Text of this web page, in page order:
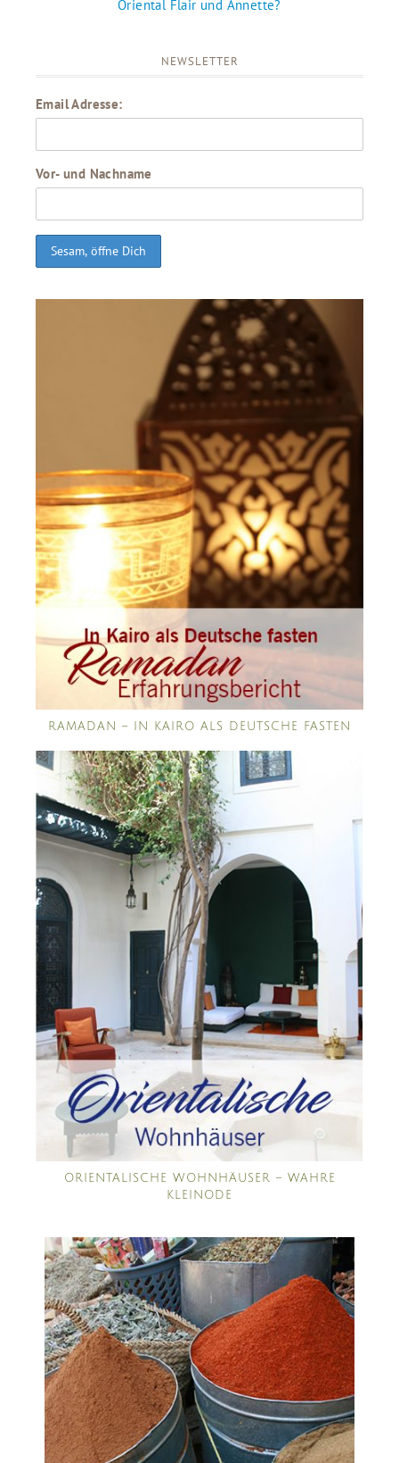
Oriental Flair und Annette?
NEWSLETTER
Email Adresse:
Vor- und Nachname
RAMADAN – IN KAIRO ALS DEUTSCHE FASTEN
ORIENTALISCHE WOHNHÄUSER – WAHRE
KLEINODE